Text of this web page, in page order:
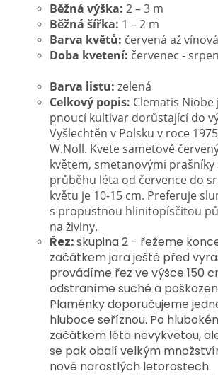
Běžná výška: 2 – 3 m
Běžná šířka: 1 – 2
Barva květů: červená až
Doba kvetení:
Barva listu: zelená
Celkový popis: Clematis Niobe
pnoucí kultivar dorůstající do
Vyšlechtěn v Polsku v roce
W.Noll. Kvete sametově
květem, smetanovými
průběhu léta od července do
květu je 10-15 cm. Preferuje
s propustnou hlinitopísčitou
na živiny.
Řez:skupina 2 - řežeme
začátkem jara ještě před
provádíme řez ve výšce 150
odstraníme suché a
Plaménky doporučujeme
hluboce seříznou. Po
začátkem léta nevykvetou,
se pak obalí velkým
nově narostlých letorostech.